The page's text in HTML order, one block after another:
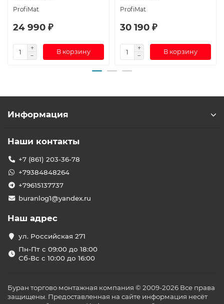
ProfiMat
24 990 ₽
В корзину
ProfiMat
30 190 ₽
В корзину
Информация
Наши контакты
+7 (861) 203-36-78
+79384848264
+79615137737
buranlog1@yandex.ru
Наш адрес
ул. Российская 271
Пн-Пт с 09:00 до 18:00
Сб-Вс с 10:00 до 16:00
Буран торгово монтажная компания © 2009-2026 Все права
защищены. Предоставленная на сайте информация несёт